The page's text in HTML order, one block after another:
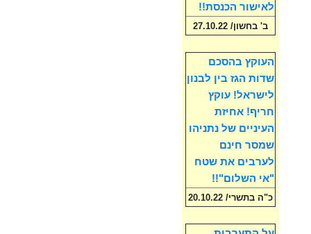
לאישור הכנסת!!
ב' בחשון/ 27.10.22
העוקץ בהסכם
שדות הגז בין לבנון
לישראל! עוקץ
חריף! אחיזת
העיניים של נתניהו
שמסר חינם
לערבים את שטח
"אי השלום"!!
כ"ה בתשרי/ 20.10.22